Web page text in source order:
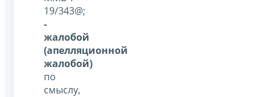
19/343@;
-
жалобой
(апелляционной
жалобой)
по
смыслу,